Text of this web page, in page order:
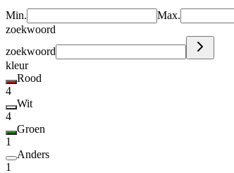
Min.
Max.
zoekwoord
zoekwoord
kleur
Rood
4
Wit
4
Groen
1
Anders
1